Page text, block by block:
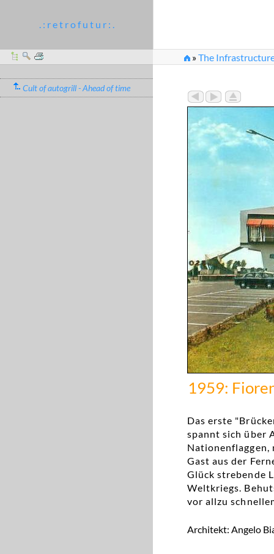
. : r e t r o f u t u r : .
»The
Cult of autogrill - Ahead of time
1959:
Das erste
spannt sich über
Gast aus der
Glück strebende
Weltkriegs.
vor allzu
Architekt: Angelo